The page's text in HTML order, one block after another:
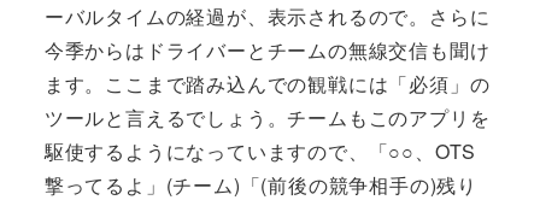
ーバルタイムの経過が、表示されるので。さらに
今季からはドライバーとチームの無線交信も聞け
ます。ここまで踏み込んでの観戦には「必須」の
ツールと言えるでしょう。チームもこのアプリを
駆使するようになっていますので、「○○、OTS
撃ってるよ」(チーム)「(前後の競争相手の)残り